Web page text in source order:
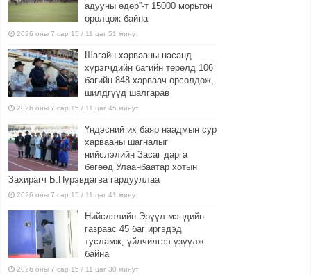
адууны өдөр”-т 15000 морьтон
оролцож байна
2026 оны 7 сар 15 / 11 цаг 51 минут
Шагайн харвааны насанд
хүрэгчдийн багийн төрөлд 106
багийн 848 харваач өрсөлдөж,
шилдгүүд шалгарав
2026 оны 7 сар 15 / 11 цаг 45 минут
Үндэсний их баяр наадмын сур
харвааны шагналыг
нийслэлийн Засаг дарга
бөгөөд Улаанбаатар хотын
Захирагч Б.Пүрэвдагва гардууллаа
2026 оны 7 сар 15 / 11 цаг 41 минут
Нийслэлийн Эрүүл мэндийн
газраас 45 баг иргэдэд
тусламж, үйлчилгээ үзүүлж
байна
2026 оны 7 сар 15 / 11 цаг 30 минут